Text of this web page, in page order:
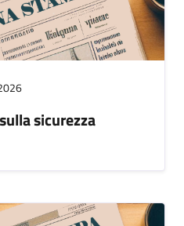
sicurezza